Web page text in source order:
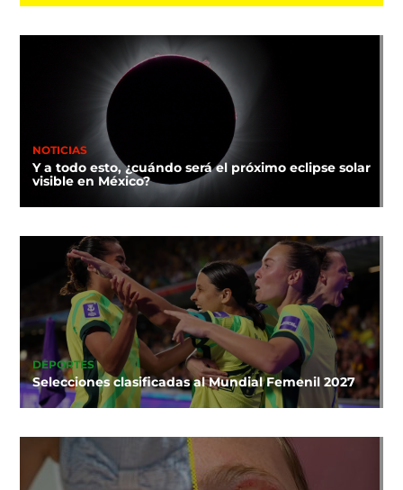
NOTICIAS
Y a todo esto, ¿cuándo será el próximo eclipse solar
visible en México?
DEPORTES
Selecciones clasificadas al Mundial Femenil 2027